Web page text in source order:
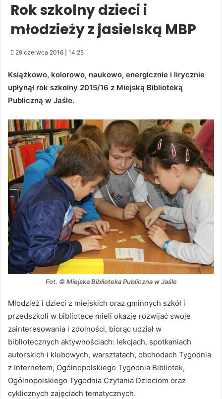
Rok szkolny dzieci i
młodzieży z jasielską MBP
29 czerwca 2016 | 14:25
Książkowo, kolorowo, naukowo, energicznie i lirycznie
upłynął rok szkolny 2015/16 z Miejską Biblioteką
Publiczną w Jaśle.
Fot. © Miejska Biblioteka Publiczna w Jaśle
Młodzież i dzieci z miejskich oraz gminnych szkół i
przedszkoli w bibliotece mieli okazję rozwijać swoje
zainteresowania i zdolności, biorąc udział w
bibliotecznych aktywnościach: lekcjach, spotkaniach
autorskich i klubowych, warsztatach, obchodach Tygodnia
z Internetem, Ogólnopolskiego Tygodnia Bibliotek,
Ogólnopolskiego Tygodnia Czytania Dzieciom oraz
cyklicznych zajęciach tematycznych.